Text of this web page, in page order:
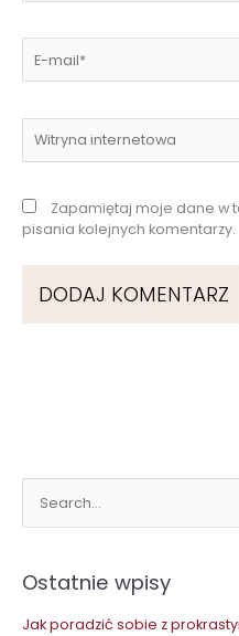
mail*
internetowa
Zapamiętaj moje dane w
pisania kolejnych komentarzy.
z
k
a
Ostatnie wpisy
Jak poradzić sobie z